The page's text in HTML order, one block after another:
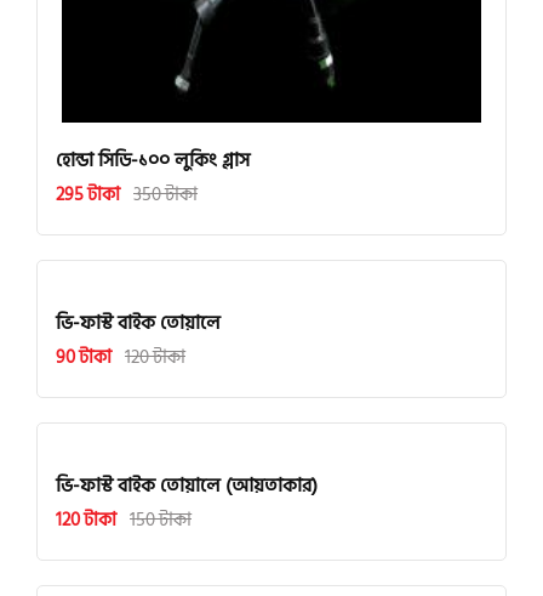
হোন্ডা সিডি-১০০ লুকিং গ্লাস
295 টাকা 350 টাকা
ভি-ফাস্ট বাইক তোয়ালে
90 টাকা 120 টাকা
ভি-ফাস্ট বাইক তোয়ালে (আয়তাকার)
120 টাকা 150 টাকা